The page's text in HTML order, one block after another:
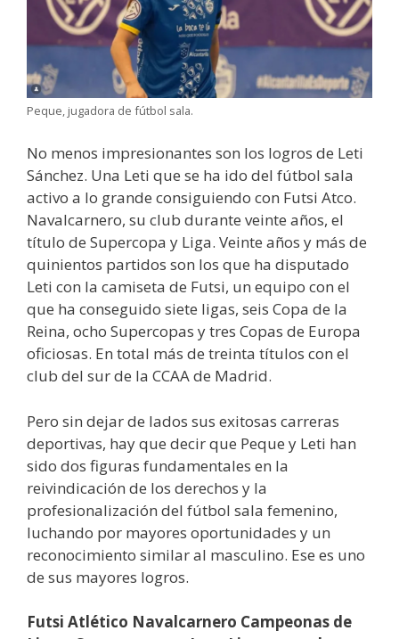
Peque, jugadora de fútbol sala.
No menos impresionantes son los logros de Leti
Sánchez. Una Leti que se ha ido del fútbol sala
activo a lo grande consiguiendo con Futsi Atco.
Navalcarnero, su club durante veinte años, el
título de Supercopa y Liga. Veinte años y más de
quinientos partidos son los que ha disputado
Leti con la camiseta de Futsi, un equipo con el
que ha conseguido siete ligas, seis Copa de la
Reina, ocho Supercopas y tres Copas de Europa
oficiosas. En total más de treinta títulos con el
club del sur de la CCAA de Madrid.
Pero sin dejar de lados sus exitosas carreras
deportivas, hay que decir que Peque y Leti han
sido dos figuras fundamentales en la
reivindicación de los derechos y la
profesionalización del fútbol sala femenino,
luchando por mayores oportunidades y un
reconocimiento similar al masculino. Ese es uno
de sus mayores logros.
Futsi Atlético Navalcarnero Campeonas de